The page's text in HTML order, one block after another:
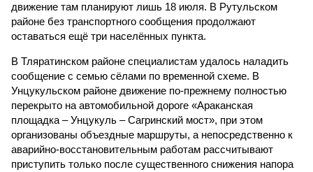
движение там планируют лишь 18 июля. В Рутульском
районе без транспортного сообщения продолжают
оставаться ещё три населённых пункта.
В Тляратинском районе специалистам удалось наладить
сообщение с семью сёлами по временной схеме. В
Унцукульском районе движение по-прежнему полностью
перекрыто на автомобильной дороге «Араканская
площадка – Унцукуль – Сагринский мост», при этом
организованы объездные маршруты, а непосредственно к
аварийно-восстановительным работам рассчитывают
приступить только после существенного снижения напора